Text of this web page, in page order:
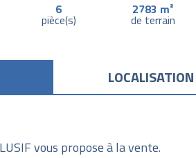
6
pièce(s)
2783 m²
de terrain
vous propose à la vente.